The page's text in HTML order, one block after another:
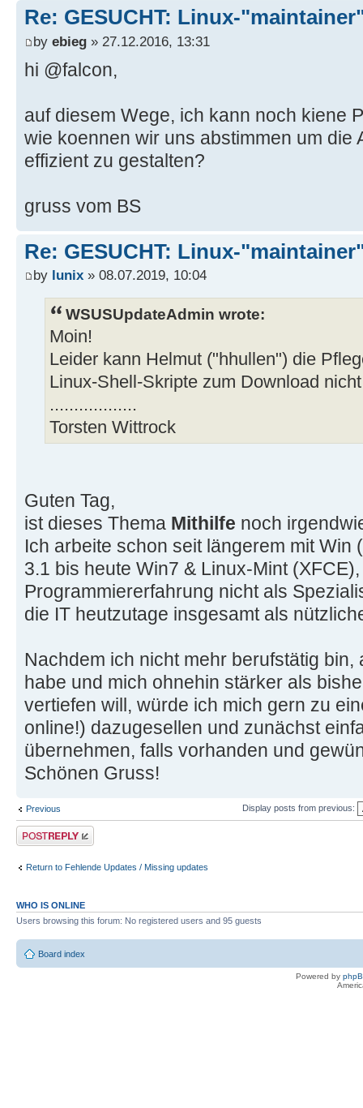
Re: GESUCHT: Linux-
by ebieg » 27.12.2016, 13:31
hi @falcon,
auf diesem Wege, ich kann noch kiene
wie koennen wir uns abstimmen um die
effizient zu gestalten?
gruss vom BS
Re: GESUCHT: Linux-
by lunix » 08.07.2019, 10:04
WSUSUpdateAdmin wrote:
Moin!
Leider kann Helmut ("hhullen") die
Linux-Shell-Skripte zum Download
..................
Torsten Wittrock
Guten Tag,
ist dieses Thema Mithilfe noch
Ich arbeite schon seit längerem mit Win
3.1 bis heute Win7 & Linux-Mint
Programmiererfahrung nicht als
die IT heutzutage insgesamt als
Nachdem ich nicht mehr berufstätig
habe und mich ohnehin stärker als
vertiefen will, würde ich mich gern zu
online!) dazugesellen und zunächst
übernehmen, falls vorhanden und
Schönen Gruss!
Previous Display posts from previous:
Post a reply
Return to Fehlende Updates / Missing updates
WHO IS ONLINE
Users browsing this forum: No registered users and 95 guests
Board index
Powered by